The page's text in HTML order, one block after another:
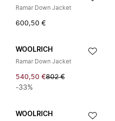
Ramar Down Jacket
600,50 €
WOOLRICH
Ramar Down Jacket
540,50 €802 €
-33%
WOOLRICH